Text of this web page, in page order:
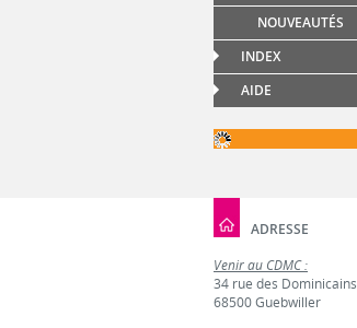
NOUVEAUTÉS
INDEX
AIDE
ADRESSE
Venir au CDMC :
34 rue des Dominicains
68500 Guebwiller